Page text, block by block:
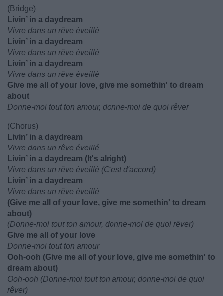
(Bridge)
Livin’ in a daydream
Vivre dans un rêve éveillé
Livin’ in a daydream
Vivre dans un rêve éveillé
Livin’ in a daydream
Vivre dans un rêve éveillé
Give me all of your love, give me somethin' to dream
about
Donne-moi tout ton amour, donne-moi de quoi rêver
(Chorus)
Livin’ in a daydream
Vivre dans un rêve éveillé
Livin’ in a daydream (It's alright)
Vivre dans un rêve éveillé (C'est d'accord)
Livin’ in a daydream
Vivre dans un rêve éveillé
(Give me all of your love, give me somethin' to dream
about)
(Donne-moi tout ton amour, donne-moi de quoi rêver)
Give me all of your love
Donne-moi tout ton amour
Ooh-ooh (Give me all of your love, give me somethin' to
dream about)
Ooh-ooh (Donne-moi tout ton amour, donne-moi de quoi
rêver)